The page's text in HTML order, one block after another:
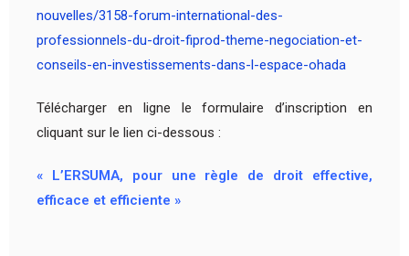
nouvelles/3158-forum-international-des-
professionnels-du-droit-fiprod-theme-negociation-et-
conseils-en-investissements-dans-l-espace-ohada
Télécharger en ligne le formulaire d’inscription en
cliquant sur le lien ci-dessous :
« L’ERSUMA, pour une règle de droit effective,
efficace et efficiente »